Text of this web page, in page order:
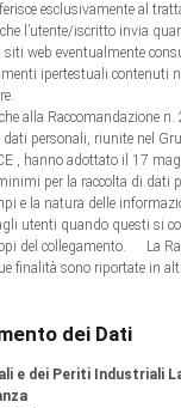
esclusivamente al
l’utente/iscritto invia
web eventualmente
ipertestuali contenuti
alla Raccomandazione n.
dati personali, riunite nel
, hanno adottato il 17
per la raccolta di dati
e la natura delle
utenti quando questi si
del collegamento. La
finalità sono riportate in
dei Dati
e dei Periti Industriali